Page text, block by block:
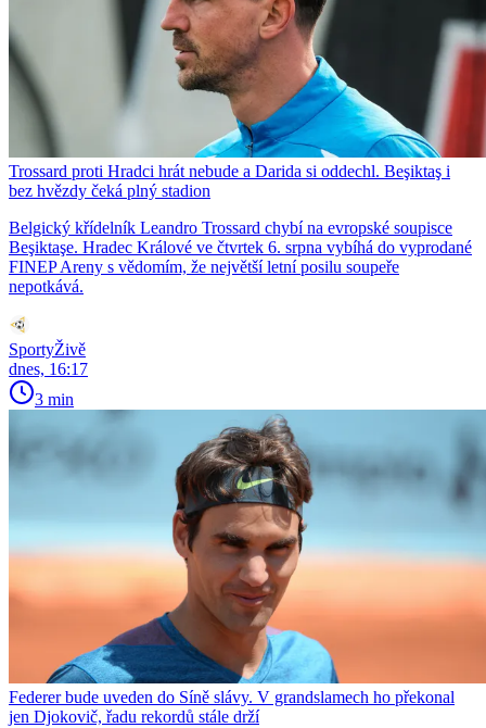
Trossard proti Hradci hrát nebude a Darida si oddechl. Beşiktaş i
bez hvězdy čeká plný stadion
Belgický křídelník Leandro Trossard chybí na evropské soupisce
Beşiktaşe. Hradec Králové ve čtvrtek 6. srpna vybíhá do vyprodané
FINEP Areny s vědomím, že největší letní posilu soupeře
nepotkává.
SportyŽivě
dnes, 16:17
3 min
Federer bude uveden do Síně slávy. V grandslamech ho překonal
jen Djokovič, řadu rekordů stále drží